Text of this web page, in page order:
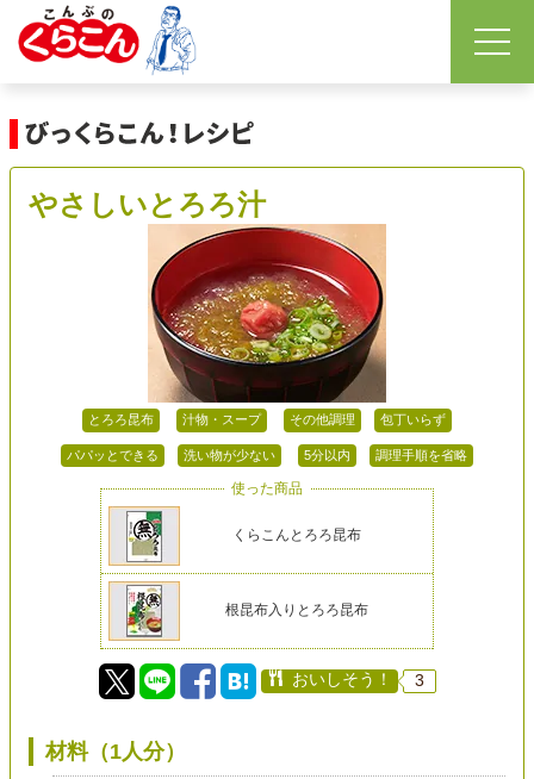
やさしいとろろ汁
とろろ昆布 汁物・スープ その他調理 包丁いらず
パパッとできる 洗い物が少ない 5分以内 調理手順を省略
使った商品
くらこんとろろ昆布
根昆布入りとろろ昆布
おいしそう！ 3
材料（1人分）